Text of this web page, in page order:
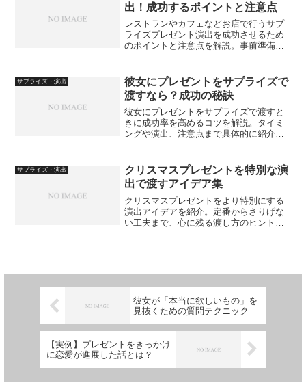
出！成功するポイントと注意点
レストランやカフェなどお店で行うサプ
ライズプレゼント演出を成功させるため
のポイントと注意点を解説。事前準備や
サプライズ・演出
彼女にプレゼントをサプライズで
渡すなら？成功の秘訣
彼女にプレゼントをサプライズで渡すと
きに成功率を高めるコツを解説。タイミ
ングや演出、注意点まで具体的に紹介し
サプライズ・演出
クリスマスプレゼントを特別な演
出で渡すアイデア集
クリスマスプレゼントをより特別にする
演出アイデアを紹介。定番からさりげな
い工夫まで、心に残る渡し方のヒントを
彼女が「本当に欲しいもの」を
見抜くための質問テクニック
【実例】プレゼントをきっかけ
に恋愛が進展した話とは？